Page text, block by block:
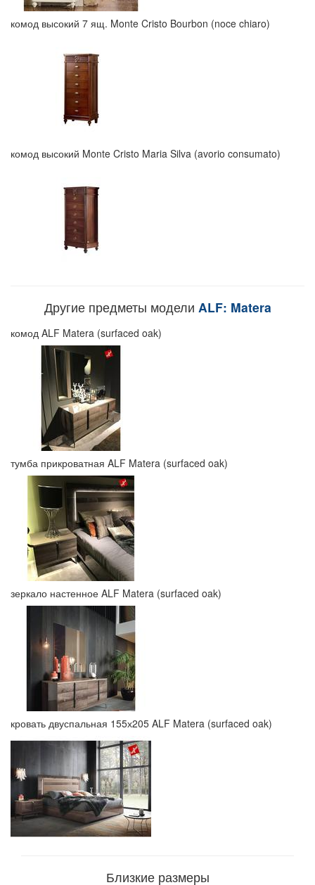
комод высокий 7 ящ. Monte Cristo Bourbon (noce chiaro)
комод высокий Monte Cristo Maria Silva (avorio consumato)
Другие предметы модели ALF: Matera
комод ALF Matera (surfaced oak)
тумба прикроватная ALF Matera (surfaced oak)
зеркало настенное ALF Matera (surfaced oak)
кровать двуспальная 155х205 ALF Matera (surfaced oak)
Близкие размеры